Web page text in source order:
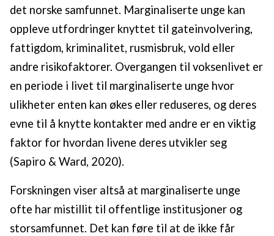
det norske samfunnet. Marginaliserte unge kan
oppleve utfordringer knyttet til gateinvolvering,
fattigdom, kriminalitet, rusmisbruk, vold eller
andre risikofaktorer. Overgangen til voksenlivet er
en periode i livet til marginaliserte unge hvor
ulikheter enten kan økes eller reduseres, og deres
evne til å knytte kontakter med andre er en viktig
faktor for hvordan livene deres utvikler seg
(Sapiro & Ward, 2020).
Forskningen viser altså at marginaliserte unge
ofte har mistillit til offentlige institusjoner og
storsamfunnet. Det kan føre til at de ikke får